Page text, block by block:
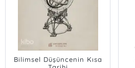
Bilimsel Düşüncenin Kısa